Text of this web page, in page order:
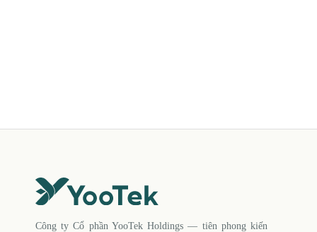
Công ty Cổ phần YooTek Holdings — tiên phong kiến